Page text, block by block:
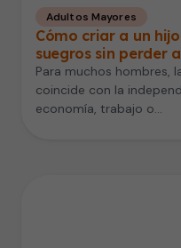
Adultos Mayores
Cómo criar a un
suegros sin perder
Para muchos hombres,
coincide con la
economía, trabajo o…